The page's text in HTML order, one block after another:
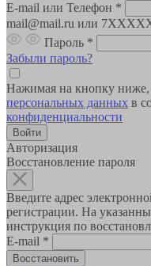
E-mail или Телефон *
mail@mail.ru или
Пароль *
Забыли пароль?
Нажимая на кнопку
персональных данных в
конфиденциальности
Авторизация
Восстановление пароля
Введите адрес
регистрации. На
инструкция по
E-mail *